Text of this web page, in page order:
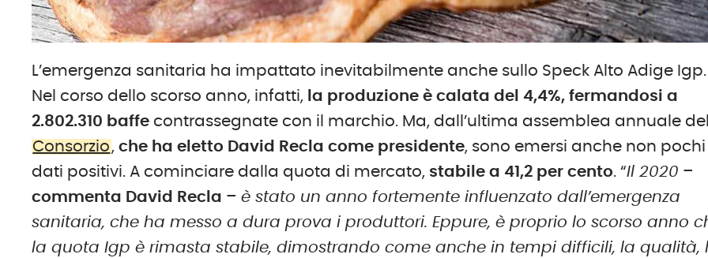
L’emergenza sanitaria ha impattato inevitabilmente anche sullo Speck Alto Adige Igp.
Nel corso dello scorso anno, infatti, la produzione è calata del 4,4%, fermandosi a
2.802.310 baffe contrassegnate con il marchio. Ma, dall’ultima assemblea annuale
Consorzio , che ha eletto David Recla come presidente, sono emersi anche non pochi
dati positivi. A cominciare dalla quota di mercato, stabile a 41,2 per cento. “Il 2020 –
commenta David Recla –è stato un anno fortemente influenzato dall’emergenza
sanitaria, che ha messo a dura prova i produttori. Eppure, è proprio lo scorso anno
la quota Igp è rimasta stabile, dimostrando come anche in tempi difficili, la qualità,